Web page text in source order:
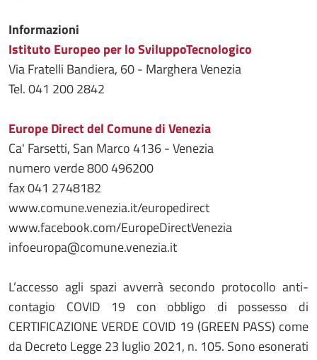
Informazioni
Istituto Europeo per lo SviluppoTecnologico
Via Fratelli Bandiera, 60 - Marghera Venezia
Tel. 041 200 2842
Europe Direct del Comune di Venezia
Ca' Farsetti, San Marco 4136 - Venezia
numero verde 800 496200
fax 041 2748182
www.comune.venezia.it/europedirect
www.facebook.com/EuropeDirectVenezia
infoeuropa@comune.venezia.it
L’accesso agli spazi avverrà secondo protocollo anti-
contagio COVID 19 con obbligo di possesso di
CERTIFICAZIONE VERDE COVID 19 (GREEN PASS) come
da Decreto Legge 23 luglio 2021, n. 105. Sono esonerati